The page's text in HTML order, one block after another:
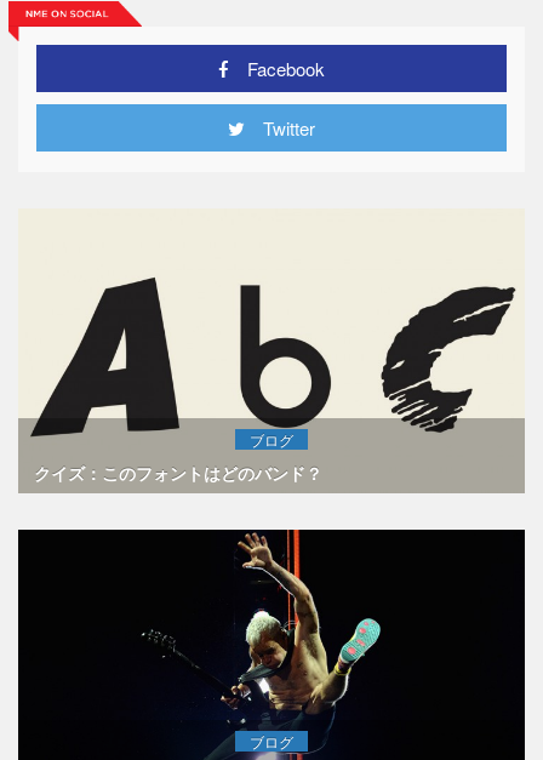
Facebook
Twitter
ブログ
クイズ：このフォントはどのバンド？
ブログ